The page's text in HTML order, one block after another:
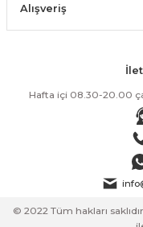
Alışveriş
Hafta içi 08.30-20.00
© 2022 Tüm hakları